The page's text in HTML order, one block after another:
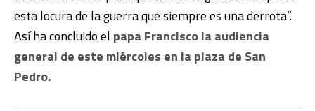
esta locura de la guerra que siempre es una derrota”.
Así ha concluido el papa Francisco la audiencia
general de este miércoles en la plaza de San
Pedro.